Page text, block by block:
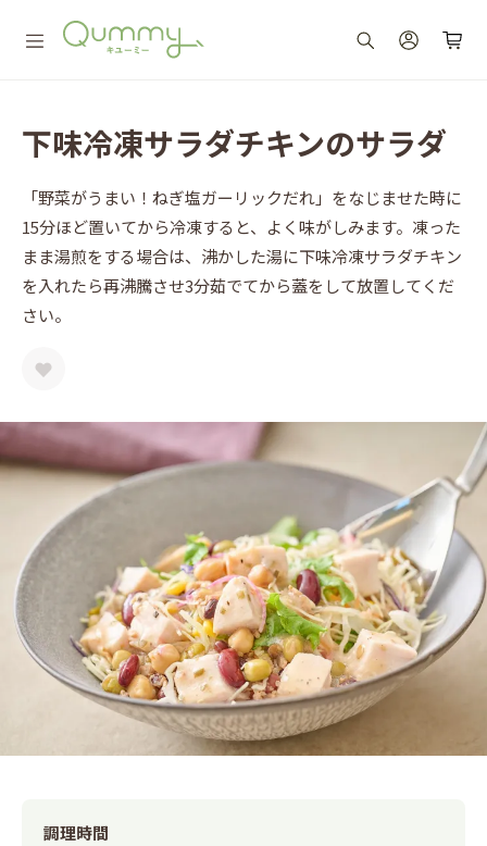
下味冷凍サラダチキンのサラダ
「野菜がうまい！ねぎ塩ガーリックだれ」をなじませた時に
15分ほど置いてから冷凍すると、よく味がしみます。凍った
まま湯煎をする場合は、沸かした湯に下味冷凍サラダチキン
を入れたら再沸騰させ3分茹でてから蓋をして放置してくだ
さい。
調理時間